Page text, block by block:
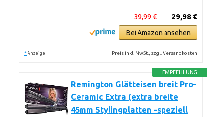
29,98 €
39,99 €
Bei Amazon ansehen
* Anzeige Preis inkl. MwSt., zzgl. Versandkosten
EMPFEHLUNG
Remington Glätteisen breit Pro-
Ceramic Extra (extra breite
45mm Stylingplatten -speziell